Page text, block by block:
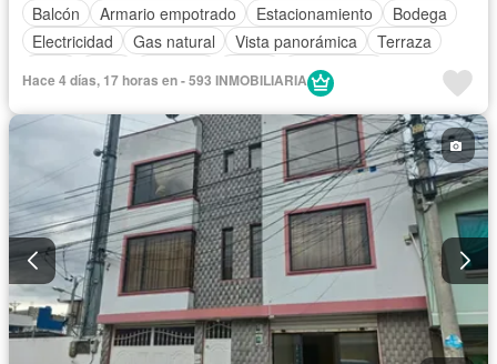
Balcón
Armario empotrado Estacionamiento
Bodega
Electricidad
Gas natural Vista panorámica
Terraza
Sin amoblar
Hace 4 días, 17 horas en - 593 INMOBILIARIA